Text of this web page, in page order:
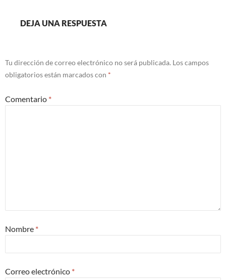
DEJA UNA RESPUESTA
Tu dirección de correo electrónico no será publicada. Los campos
obligatorios están marcados con *
Comentario *
Nombre *
Correo electrónico *